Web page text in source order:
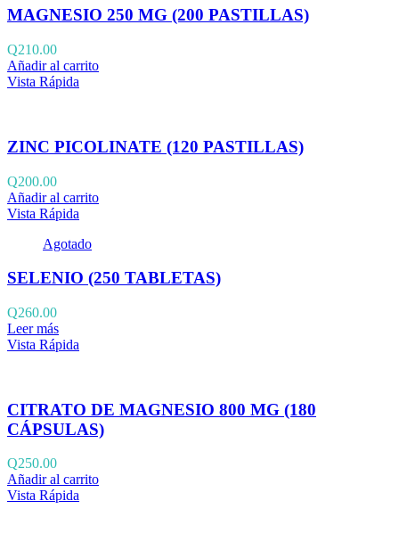
MAGNESIO 250 MG (200 PASTILLAS)
Q210.00
Añadir al carrito
Vista Rápida
ZINC PICOLINATE (120 PASTILLAS)
Q200.00
Añadir al carrito
Vista Rápida
Agotado
SELENIO (250 TABLETAS)
Q260.00
Leer más
Vista Rápida
CITRATO DE MAGNESIO 800 MG (180
CÁPSULAS)
Q250.00
Añadir al carrito
Vista Rápida